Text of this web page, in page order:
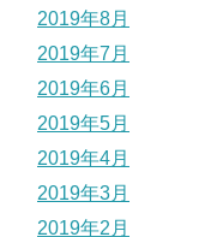
2019年8月
2019年7月
2019年6月
2019年5月
2019年4月
2019年3月
2019年2月